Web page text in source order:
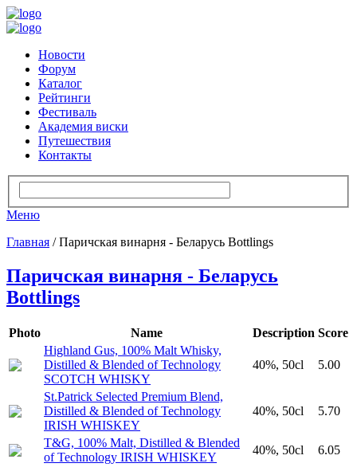
Новости
Форум
Каталог
Рейтинги
Фестиваль
Академия виски
Путешествия
Контакты
Меню
Главная / Паричская винарня - Беларусь Bottlings
Паричская винарня - Беларусь
Bottlings
Photo Name Description Score
Highland Gus, 100% Malt Whisky,
Distilled & Blended of Technology
SCOTCH WHISKY
40%, 50cl 5.00
St.Patrick Selected Premium Blend,
Distilled & Blended of Technology
IRISH WHISKEY
40%, 50cl 5.70
T&G, 100% Malt, Distilled & Blended
of Technology IRISH WHISKEY
40%, 50cl 6.05